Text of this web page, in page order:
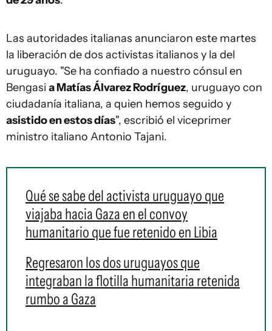
Las autoridades italianas anunciaron este martes
la liberación de dos activistas italianos y la del
uruguayo. "Se ha confiado a nuestro cónsul en
Bengasi a Matías Álvarez Rodríguez, uruguayo con
ciudadanía italiana, a quien hemos seguido y
asistido en estos días", escribió el viceprimer
ministro italiano Antonio Tajani.
Qué se sabe del activista uruguayo que
viajaba hacia Gaza en el convoy
humanitario que fue retenido en Libia
Regresaron los dos uruguayos que
integraban la flotilla humanitaria retenida
rumbo a Gaza